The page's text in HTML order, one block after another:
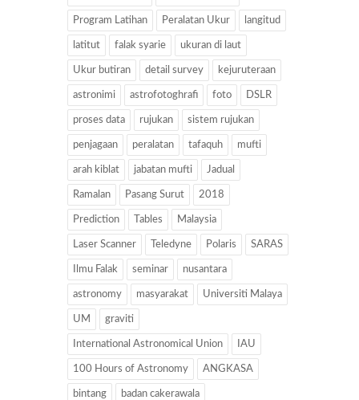
Program Latihan Peralatan Ukur langitud
latitut falak syarie ukuran di laut
Ukur butiran detail survey kejuruteraan
astronimi astrofotoghrafi foto DSLR
proses data rujukan sistem rujukan
penjagaan peralatan tafaquh mufti
arah kiblat jabatan mufti Jadual
Ramalan Pasang Surut 2018
Prediction Tables Malaysia
Laser Scanner Teledyne Polaris SARAS
Ilmu Falak seminar nusantara
astronomy masyarakat Universiti Malaya
UM graviti
International Astronomical Union IAU
100 Hours of Astronomy ANGKASA
bintang badan cakerawala